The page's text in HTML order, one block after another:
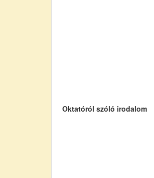
Oktatóról szóló irodalom